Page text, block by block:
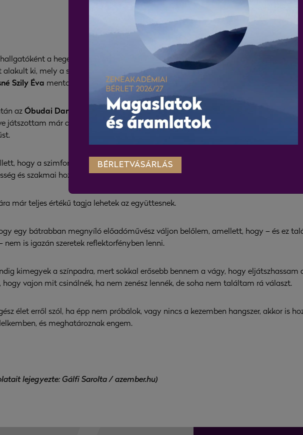
a hegedű gyakorlati tanítás egy újabb pozitív területet jelentett. A rám
ki, mely a sikeres vizsgát követően további négy évig tartott. Diploma után a
Szily Éva mentortanárom tanácsaival és támogatásával segítette ezirányú
az Óbudai Danubia Zenekar tagja lettem, ahol egy remek közösségben
játszottam már a zenekarban, mikor a Liszt Ferenc Kamarazenekar
hogy a szimfonikus zenekar szélesebb repertoárja után egy szűkebbel fogok
és szakmai hozzáállás miatt örömmel fogadtam el az ajánlatot.
már teljes értékű tagja lehetek az együttesnek.
egy bátrabban megnyíló előadóművész váljon belőlem, amellett, hogy – és ez
nem is igazán szeretek reflektorfényben lenni.
kimegyek a színpadra, mert sokkal erősebb bennem a vágy, hogy
hogy vajon mit csinálnék, ha nem zenész lennék, de soha nem találtam rá választ.
élet erről szól, ha épp nem próbálok, vagy nincs a kezemben hangszer, akkor is
és meghatároznak engem.
lejegyezte: Gálfi Sarolta / azember.hu)
BÉRLETVÁSÁRLÁS